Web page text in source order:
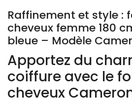
Raffinement et style :
cheveux femme 180
bleue – Modèle
Apportez du
coiffure avec le
cheveux